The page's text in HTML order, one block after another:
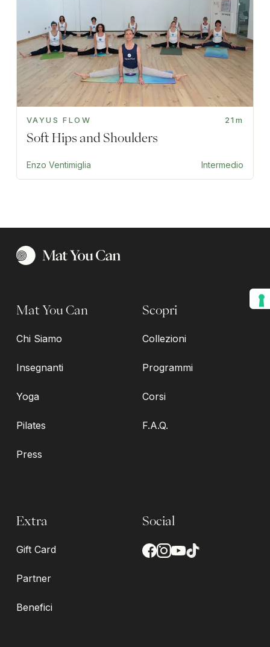
VAYUS FLOW 21m
Soft Hips and Shoulders
Enzo Ventimiglia Intermedio
Mat You Can
Chi Siamo
Insegnanti
Yoga
Pilates
Press
Scopri
Collezioni
Programmi
Corsi
F.A.Q.
Extra
Gift Card
Partner
Benefici
Social